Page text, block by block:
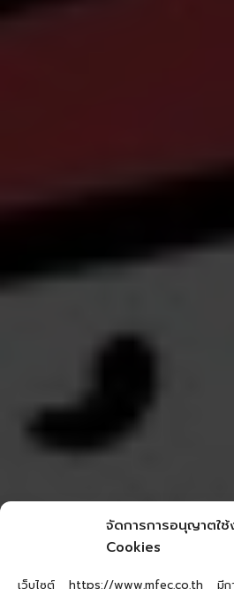
จัดการการอนุญาตใช้
Cookies
เว็บไซต์ https://www.mfec.co.th มีกา